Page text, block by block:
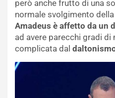
però anche frutto di una
normale svolgimento
Amadeus è affetto da un
ad avere parecchi gradi di
complicata dal